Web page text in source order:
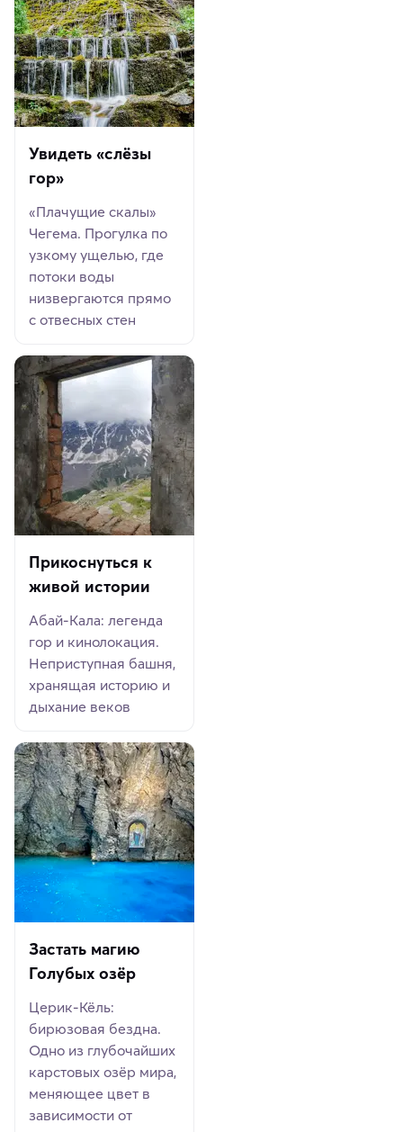
Увидеть «слёзы
гор»
«Плачущие скалы»
Чегема. Прогулка по
узкому ущелью, где
потоки воды
низвергаются прямо
с отвесных стен
Прикоснуться к
живой истории
Абай-Кала: легенда
гор и кинолокация.
Неприступная башня,
хранящая историю и
дыхание веков
Застать магию
Голубых озёр
Церик-Кёль:
бирюзовая бездна.
Одно из глубочайших
карстовых озёр мира,
меняющее цвет в
зависимости от